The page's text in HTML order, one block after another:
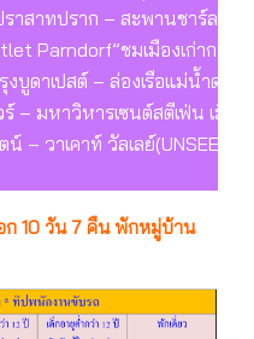
ราสาทปราก – สะพานชาร์ลส์
Parndorf”ชมเมืองเก่ากรุ
บูดาเปสต์ – ล่องเรือแม่น้ำดา
– มหาวิหารเซนต์สตีเฟ่น เมือ
น์ – วาเคาท์ วัลเลย์
ก 10 วัน 7 คืน พักหมู่บ้าน